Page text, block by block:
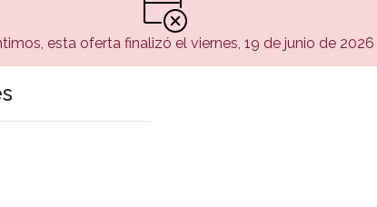
esta oferta finalizó el viernes, 19 de junio de 2026